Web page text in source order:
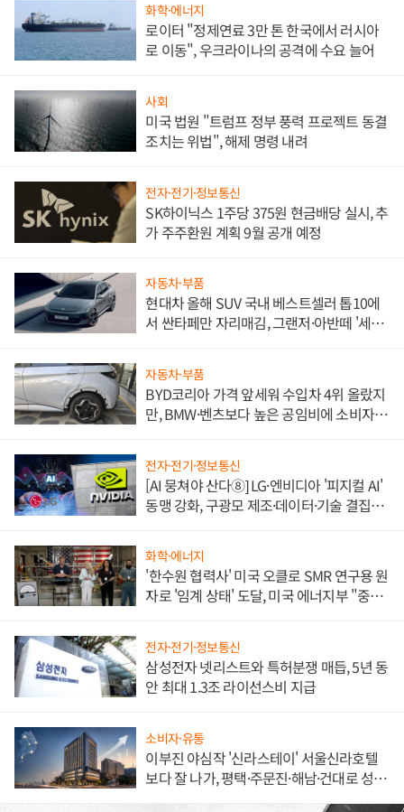
화학·에너지
로이터 "정제연료 3만 톤 한국에서 러시아
로 이동", 우크라이나의 공격에 수요 늘어
사회
미국 법원 "트럼프 정부 풍력 프로젝트 동결
조치는 위법", 해제 명령 내려
전자·전기·정보통신
SK하이닉스 1주당 375원 현금배당 실시, 추
가 주주환원 계획 9월 공개 예정
자동차·부품
현대차 올해 SUV 국내 베스트셀러 톱10에
서 싼타페만 자리매김, 그랜저·아반떼 '세단
자동차·부품
BYD코리아 가격 앞세워 수입차 4위 올랐지
만, BMW·벤츠보다 높은 공임비에 소비자
전자·전기·정보통신
[AI 뭉쳐야 산다⑧] LG·엔비디아 '피지컬 AI'
동맹 강화, 구광모 제조·데이터·기술 결집
화학·에너지
'한수원 협력사' 미국 오클로 SMR 연구용 원
자로 '임계 상태' 도달, 미국 에너지부 "중요
전자·전기·정보통신
삼성전자 넷리스트와 특허분쟁 매듭, 5년 동
안 최대 1.3조 라이선스비 지급
소비자·유통
이부진 야심작 '신라스테이' 서울신라호텔
보다 잘 나가, 평택·주문진·해남·건대로 성